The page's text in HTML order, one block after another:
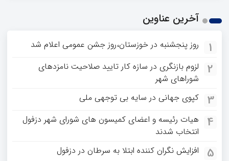
آخرین عناوین
1 روز پنجشنبه در خوزستان،روز جشن عمومی اعلام شد
2
لزوم بازنگری در سازه کار تایید صلاحیت نامزدهای
شوراهای شهر
3 کپوی جهانی در سایه بی توجهی ملی
4
هیات رئیسه و اعضای کمیسون های شورای شهر دزفول
انتخاب شدند
5 افزایش نگران کننده ابتلا به سرطان در دزفول